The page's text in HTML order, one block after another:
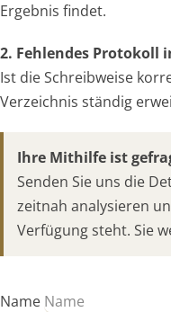
Ergebnis findet.
2. Fehlendes Protokoll
Ist die Schreibweise
Verzeichnis ständig
Ihre Mithilfe ist
Senden Sie uns die
zeitnah analysieren
Verfügung steht. Sie
Name